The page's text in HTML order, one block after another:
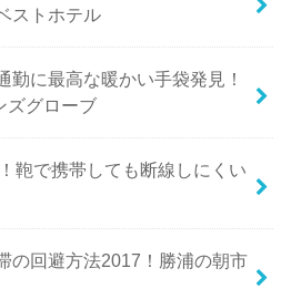
ストホテル
勤に最高な暖かい手袋発見！
ズグローブ
鞄で携帯しても断線しにくい
の回避方法2017！勝浦の朝市